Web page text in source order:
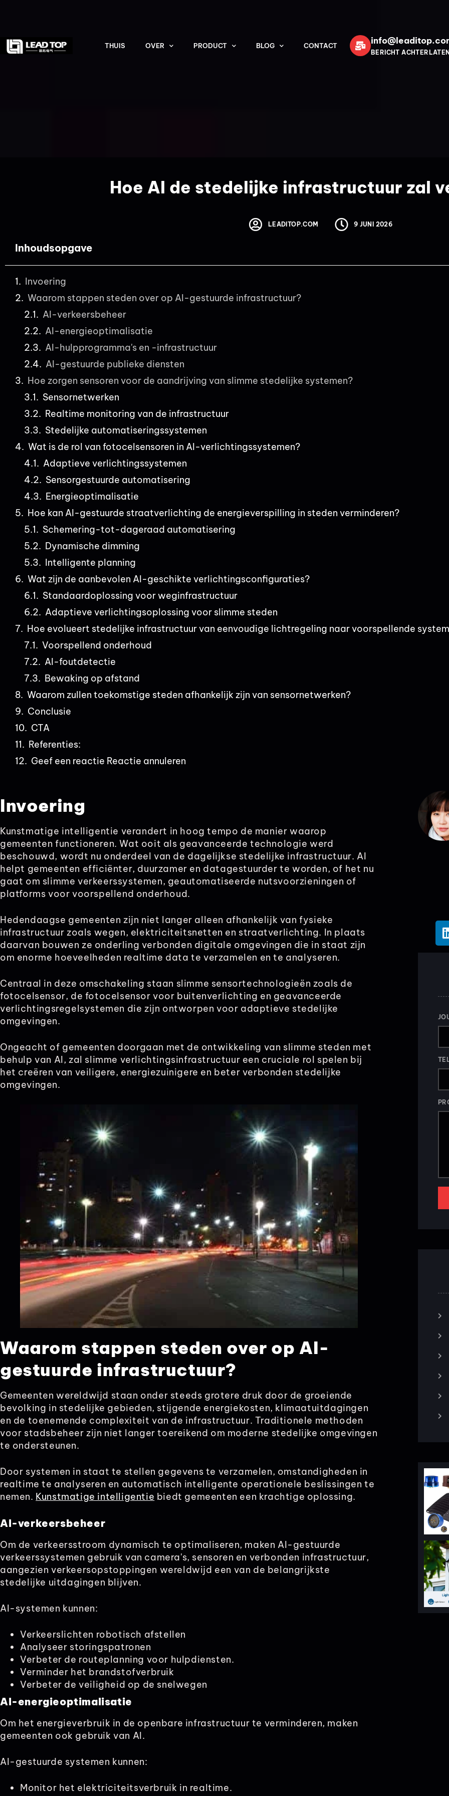
THUIS OVER PRODUCT BLOG CONTACT
BERICHT
Hoe AI de stedelijke infrastructuur zal
LEADITOP.COM 9 JUNI 2026
Inhoudsopgave
Invoering
Waarom stappen steden over op AI-gestuurde infrastructuur?
AI-verkeersbeheer
AI-energieoptimalisatie
AI-hulpprogramma's en -infrastructuur
AI-gestuurde publieke diensten
Hoe zorgen sensoren voor de aandrijving van slimme stedelijke systemen?
Sensornetwerken
Realtime monitoring van de infrastructuur
Stedelijke automatiseringssystemen
Wat is de rol van fotocelsensoren in AI-verlichtingssystemen?
Adaptieve verlichtingssystemen
Sensorgestuurde automatisering
Energieoptimalisatie
Hoe kan AI-gestuurde straatverlichting de energieverspilling in steden verminderen?
Schemering-tot-dageraad automatisering
Dynamische dimming
Intelligente planning
Wat zijn de aanbevolen AI-geschikte verlichtingsconfiguraties?
Standaardoplossing voor weginfrastructuur
Adaptieve verlichtingsoplossing voor slimme steden
Hoe evolueert stedelijke infrastructuur van eenvoudige lichtregeling naar voorspellende
Voorspellend onderhoud
AI-foutdetectie
Bewaking op afstand
Waarom zullen toekomstige steden afhankelijk zijn van sensornetwerken?
Conclusie
CTA
Referenties:
Geef een reactie Reactie annuleren
Invoering
Kunstmatige intelligentie verandert in hoog tempo de manier waarop
gemeenten functioneren. Wat ooit als geavanceerde technologie werd
beschouwd, wordt nu onderdeel van de dagelijkse stedelijke infrastructuur. AI
helpt gemeenten efficiënter, duurzamer en datagestuurder te worden, of het nu
gaat om slimme verkeerssystemen, geautomatiseerde nutsvoorzieningen of
platforms voor voorspellend onderhoud.
Hedendaagse gemeenten zijn niet langer alleen afhankelijk van fysieke
infrastructuur zoals wegen, elektriciteitsnetten en straatverlichting. In plaats
daarvan bouwen ze onderling verbonden digitale omgevingen die in staat zijn
om enorme hoeveelheden realtime data te verzamelen en te analyseren.
Centraal in deze omschakeling staan slimme sensortechnologieën zoals de
fotocelsensor, de fotocelsensor voor buitenverlichting en geavanceerde
verlichtingsregelsystemen die zijn ontworpen voor adaptieve stedelijke
omgevingen.
Ongeacht of gemeenten doorgaan met de ontwikkeling van slimme steden met
behulp van AI, zal slimme verlichtingsinfrastructuur een cruciale rol spelen bij
het creëren van veiligere, energiezuinigere en beter verbonden stedelijke
omgevingen.
Waarom stappen steden over op AI-
gestuurde infrastructuur?
Gemeenten wereldwijd staan onder steeds grotere druk door de groeiende
bevolking in stedelijke gebieden, stijgende energiekosten, klimaatuitdagingen
en de toenemende complexiteit van de infrastructuur. Traditionele methoden
voor stadsbeheer zijn niet langer toereikend om moderne stedelijke omgevingen
te ondersteunen.
Door systemen in staat te stellen gegevens te verzamelen, omstandigheden in
realtime te analyseren en automatisch intelligente operationele beslissingen te
nemen. Kunstmatige intelligentie biedt gemeenten een krachtige oplossing.
AI-verkeersbeheer
Om de verkeersstroom dynamisch te optimaliseren, maken AI-gestuurde
verkeerssystemen gebruik van camera's, sensoren en verbonden infrastructuur,
aangezien verkeersopstoppingen wereldwijd een van de belangrijkste
stedelijke uitdagingen blijven.
AI-systemen kunnen:
Verkeerslichten robotisch afstellen
Analyseer storingspatronen
Verbeter de routeplanning voor hulpdiensten.
Verminder het brandstofverbruik
Verbeter de veiligheid op de snelwegen
AI-energieoptimalisatie
Om het energieverbruik in de openbare infrastructuur te verminderen, maken
gemeenten ook gebruik van AI.
AI-gestuurde systemen kunnen:
Monitor het elektriciteitsverbruik in realtime.